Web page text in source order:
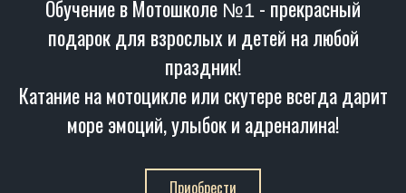
Обучение в Мотошколе №1 - прекрасный
подарок для взрослых и детей на любой
праздник!
Катание на мотоцикле или скутере всегда дарит
море эмоций, улыбок и адреналина!
Приобрести